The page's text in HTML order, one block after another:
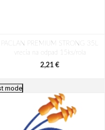
PACLAN PREMIUM STRONG 35L
vrecia na odpad 15ks/rola
2,21 €
mode